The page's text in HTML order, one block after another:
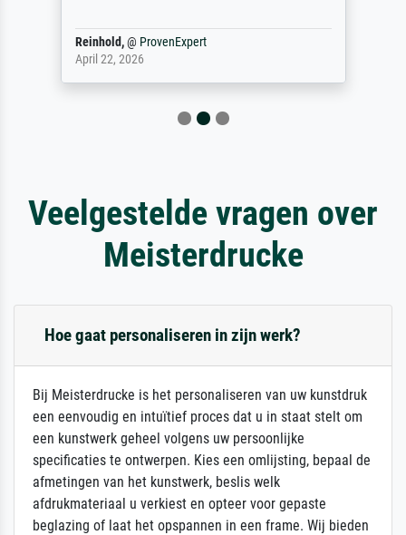
Reinhold,@ ProvenExpert
April 22, 2026
Veelgestelde vragen over
Meisterdrucke
Hoe gaat personaliseren in zijn werk?
Bij Meisterdrucke is het personaliseren van uw kunstdruk
een eenvoudig en intuïtief proces dat u in staat stelt om
een kunstwerk geheel volgens uw persoonlijke
specificaties te ontwerpen. Kies een omlijsting, bepaal de
afmetingen van het kunstwerk, beslis welk
afdrukmateriaal u verkiest en opteer voor gepaste
beglazing of laat het opspannen in een frame. Wij bieden